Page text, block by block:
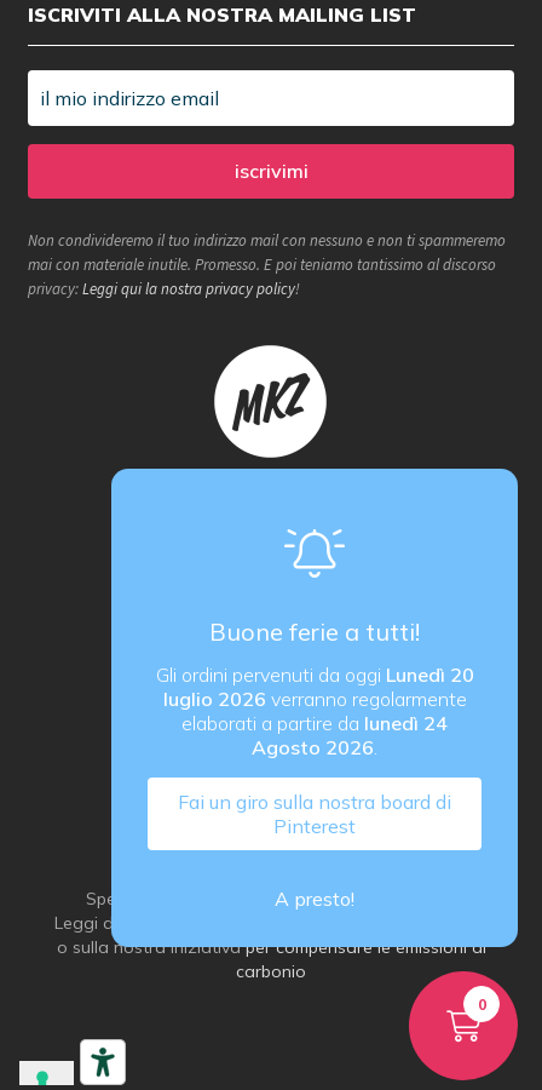
Buone ferie a tutti!
Gli ordini pervenuti da oggi Lunedì 20
luglio 2026 verranno regolarmente
elaborati a partire da lunedì 24
Agosto 2026.
Fai un giro sulla nostra board di
Pinterest
A presto!
ISCRIVITI ALLA NOSTRA MAILING LIST
Non condivideremo il tuo indirizzo mail con nessuno e non ti spammeremo
mai con materiale inutile. Promesso. E poi teniamo tantissimo al discorso
privacy:Leggi qui la nostra privacy policy!
proActiva / redcell
Sede operativa
via G. Ungaretti 14, 24040 Verdellino (BG) Italy
P. IVA IT03184540163
Spediamo con grande attenzione all’ambiente:
Leggi di più sulla
o sulla nostra iniziativaper compensare le emissioni di
carbonio
0